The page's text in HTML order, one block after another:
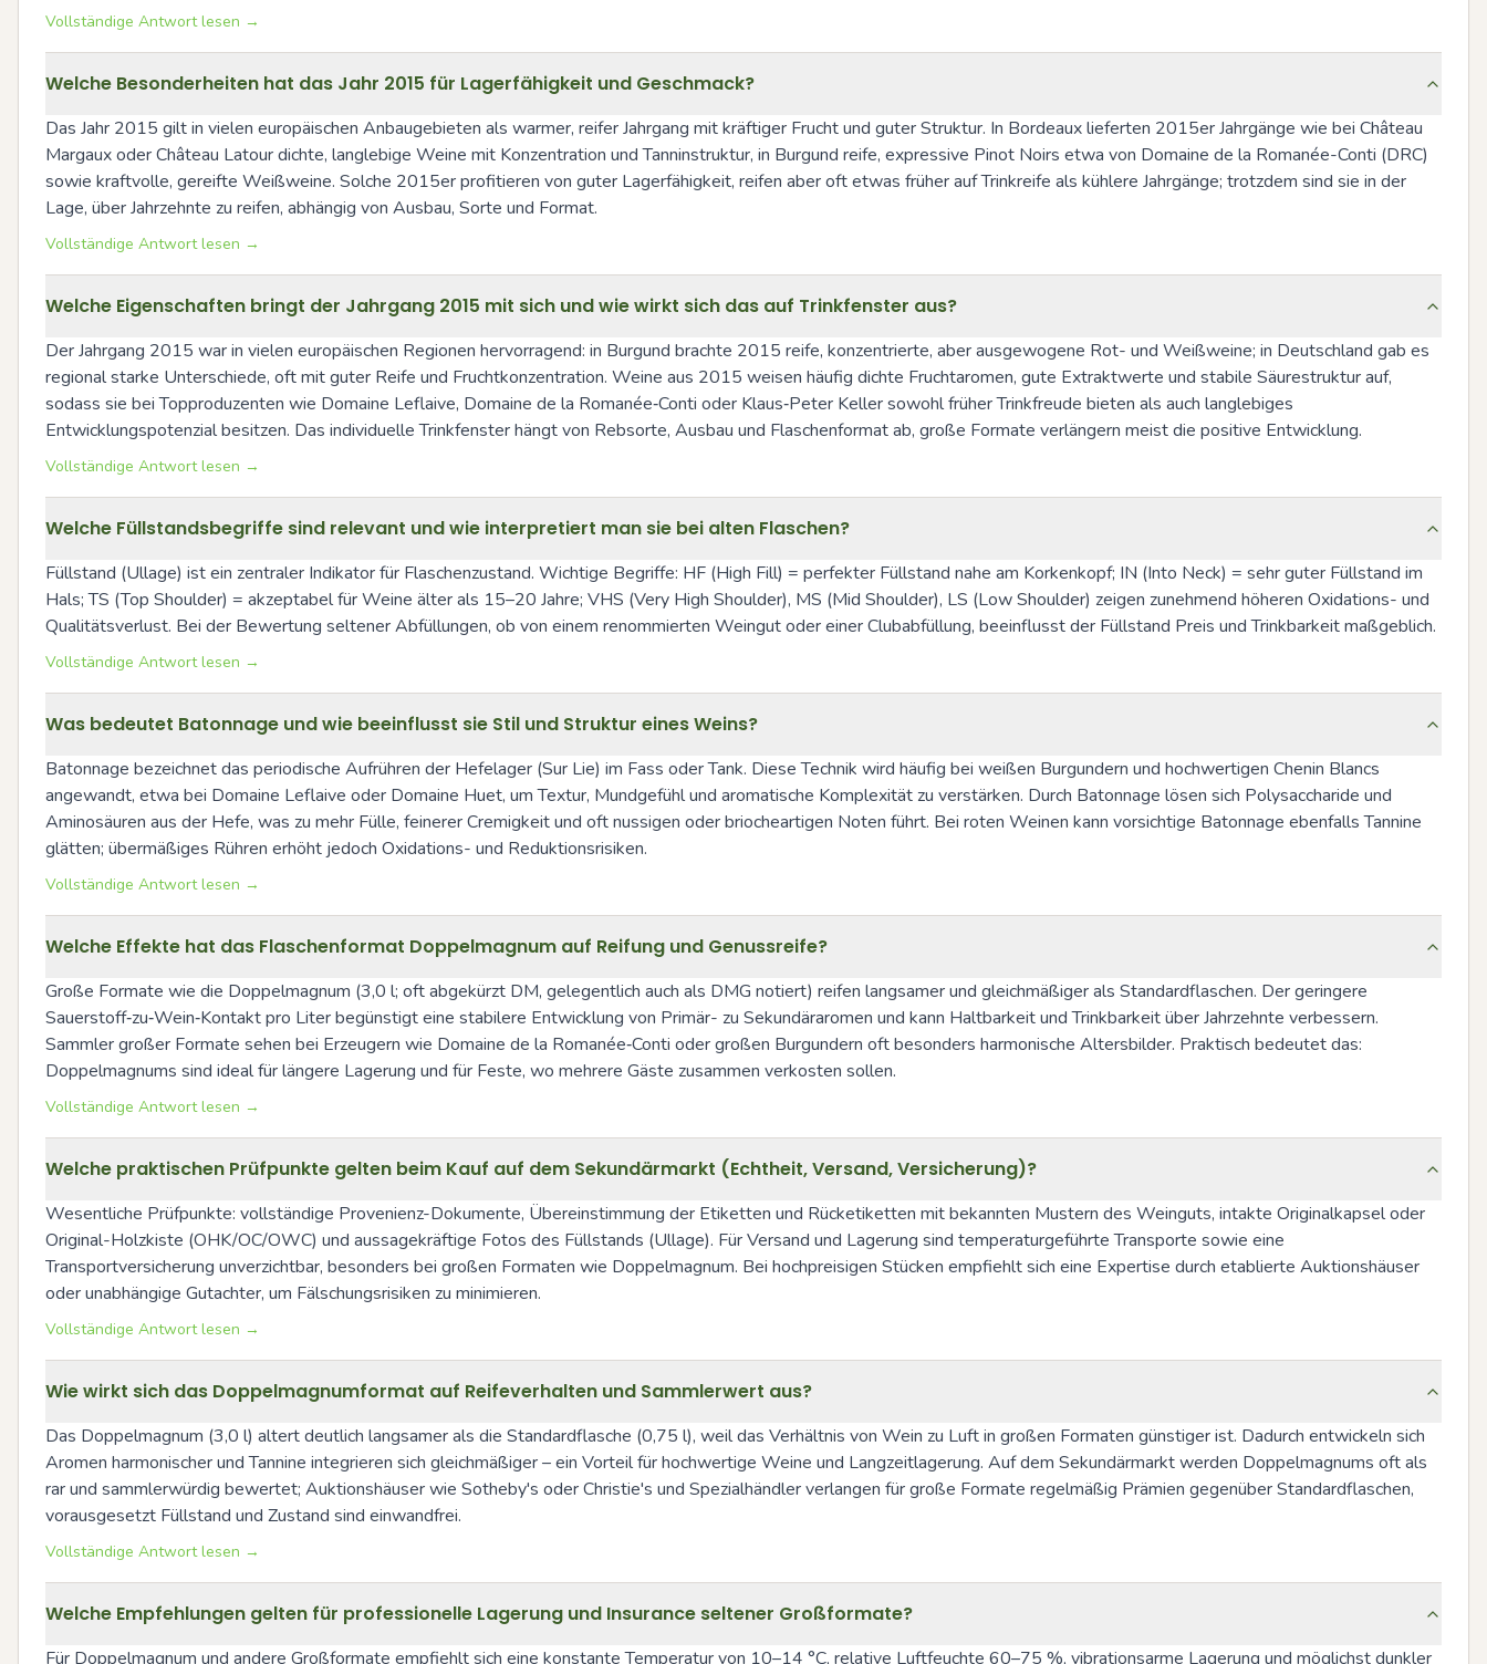
Vollständige Antwort lesen →
Welche Besonderheiten hat das Jahr 2015 für Lagerfähigkeit und Geschmack?
Das Jahr 2015 gilt in vielen europäischen Anbaugebieten als warmer, reifer Jahrgang mit kräftiger Frucht und guter Struktur. In Bordeaux lieferten 2015er Jahrgänge wie bei Château
Margaux oder Château Latour dichte, langlebige Weine mit Konzentration und Tanninstruktur, in Burgund reife, expressive Pinot Noirs etwa von Domaine de la Romanée-Conti (DRC)
sowie kraftvolle, gereifte Weißweine. Solche 2015er profitieren von guter Lagerfähigkeit, reifen aber oft etwas früher auf Trinkreife als kühlere Jahrgänge; trotzdem sind sie in der
Lage, über Jahrzehnte zu reifen, abhängig von Ausbau, Sorte und Format.
Vollständige Antwort lesen →
Welche Eigenschaften bringt der Jahrgang 2015 mit sich und wie wirkt sich das auf Trinkfenster aus?
Der Jahrgang 2015 war in vielen europäischen Regionen hervorragend: in Burgund brachte 2015 reife, konzentrierte, aber ausgewogene Rot- und Weißweine; in Deutschland gab es
regional starke Unterschiede, oft mit guter Reife und Fruchtkonzentration. Weine aus 2015 weisen häufig dichte Fruchtaromen, gute Extraktwerte und stabile Säurestruktur auf,
sodass sie bei Topproduzenten wie Domaine Leflaive, Domaine de la Romanée‑Conti oder Klaus‑Peter Keller sowohl früher Trinkfreude bieten als auch langlebiges
Entwicklungspotenzial besitzen. Das individuelle Trinkfenster hängt von Rebsorte, Ausbau und Flaschenformat ab, große Formate verlängern meist die positive Entwicklung.
Vollständige Antwort lesen →
Welche Füllstandsbegriffe sind relevant und wie interpretiert man sie bei alten Flaschen?
Füllstand (Ullage) ist ein zentraler Indikator für Flaschenzustand. Wichtige Begriffe: HF (High Fill) = perfekter Füllstand nahe am Korkenkopf; IN (Into Neck) = sehr guter Füllstand im
Hals; TS (Top Shoulder) = akzeptabel für Weine älter als 15–20 Jahre; VHS (Very High Shoulder), MS (Mid Shoulder), LS (Low Shoulder) zeigen zunehmend höheren Oxidations- und
Qualitätsverlust. Bei der Bewertung seltener Abfüllungen, ob von einem renommierten Weingut oder einer Clubabfüllung, beeinflusst der Füllstand Preis und Trinkbarkeit maßgeblich.
Vollständige Antwort lesen →
Was bedeutet Batonnage und wie beeinflusst sie Stil und Struktur eines Weins?
Batonnage bezeichnet das periodische Aufrühren der Hefelager (Sur Lie) im Fass oder Tank. Diese Technik wird häufig bei weißen Burgundern und hochwertigen Chenin Blancs
angewandt, etwa bei Domaine Leflaive oder Domaine Huet, um Textur, Mundgefühl und aromatische Komplexität zu verstärken. Durch Batonnage lösen sich Polysaccharide und
Aminosäuren aus der Hefe, was zu mehr Fülle, feinerer Cremigkeit und oft nussigen oder briocheartigen Noten führt. Bei roten Weinen kann vorsichtige Batonnage ebenfalls Tannine
glätten; übermäßiges Rühren erhöht jedoch Oxidations- und Reduktionsrisiken.
Vollständige Antwort lesen →
Welche Effekte hat das Flaschenformat Doppelmagnum auf Reifung und Genussreife?
Große Formate wie die Doppelmagnum (3,0 l; oft abgekürzt DM, gelegentlich auch als DMG notiert) reifen langsamer und gleichmäßiger als Standardflaschen. Der geringere
Sauerstoff‑zu‑Wein‑Kontakt pro Liter begünstigt eine stabilere Entwicklung von Primär- zu Sekundäraromen und kann Haltbarkeit und Trinkbarkeit über Jahrzehnte verbessern.
Sammler großer Formate sehen bei Erzeugern wie Domaine de la Romanée‑Conti oder großen Burgundern oft besonders harmonische Altersbilder. Praktisch bedeutet das:
Doppelmagnums sind ideal für längere Lagerung und für Feste, wo mehrere Gäste zusammen verkosten sollen.
Vollständige Antwort lesen →
Welche praktischen Prüfpunkte gelten beim Kauf auf dem Sekundärmarkt (Echtheit, Versand, Versicherung)?
Wesentliche Prüfpunkte: vollständige Provenienz-Dokumente, Übereinstimmung der Etiketten und Rücketiketten mit bekannten Mustern des Weinguts, intakte Originalkapsel oder
Original-Holzkiste (OHK/OC/OWC) und aussagekräftige Fotos des Füllstands (Ullage). Für Versand und Lagerung sind temperaturgeführte Transporte sowie eine
Transportversicherung unverzichtbar, besonders bei großen Formaten wie Doppelmagnum. Bei hochpreisigen Stücken empfiehlt sich eine Expertise durch etablierte Auktionshäuser
oder unabhängige Gutachter, um Fälschungsrisiken zu minimieren.
Vollständige Antwort lesen →
Wie wirkt sich das Doppelmagnumformat auf Reifeverhalten und Sammlerwert aus?
Das Doppelmagnum (3,0 l) altert deutlich langsamer als die Standardflasche (0,75 l), weil das Verhältnis von Wein zu Luft in großen Formaten günstiger ist. Dadurch entwickeln sich
Aromen harmonischer und Tannine integrieren sich gleichmäßiger – ein Vorteil für hochwertige Weine und Langzeitlagerung. Auf dem Sekundärmarkt werden Doppelmagnums oft als
rar und sammlerwürdig bewertet; Auktionshäuser wie Sotheby's oder Christie's und Spezialhändler verlangen für große Formate regelmäßig Prämien gegenüber Standardflaschen,
vorausgesetzt Füllstand und Zustand sind einwandfrei.
Vollständige Antwort lesen →
Welche Empfehlungen gelten für professionelle Lagerung und Insurance seltener Großformate?
Für Doppelmagnum und andere Großformate empfiehlt sich eine konstante Temperatur von 10–14 °C, relative Luftfeuchte 60–75 %, vibrationsarme Lagerung und möglichst dunkler